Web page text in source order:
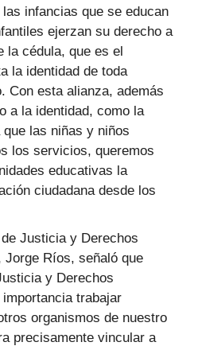
infancias que se educan
ejerzan su derecho a
la cédula, que es el
la identidad de toda
Con esta alianza, además
a la identidad, como la
las niñas y niños
los servicios, queremos
educativas la
ciudadana desde los
Justicia y Derechos
Jorge Ríos, señaló que
y Derechos
trabajar
organismos de nuestro
precisamente vincular a